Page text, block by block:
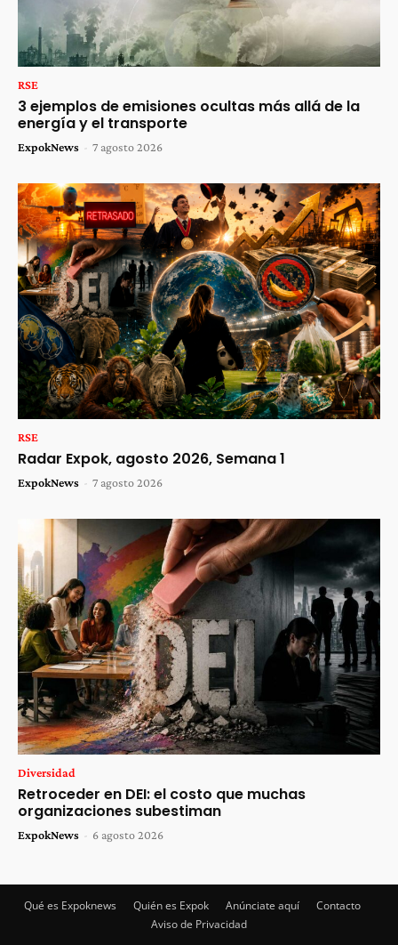
RSE
3 ejemplos de emisiones ocultas más allá de la
energía y el transporte
ExpokNews - 7 agosto 2026
RSE
Radar Expok, agosto 2026, Semana 1
ExpokNews - 7 agosto 2026
Diversidad
Retroceder en DEI: el costo que muchas
organizaciones subestiman
ExpokNews - 6 agosto 2026
Qué es Expoknews Quién es Expok Anúnciate aquí
Contacto
Aviso de Privacidad